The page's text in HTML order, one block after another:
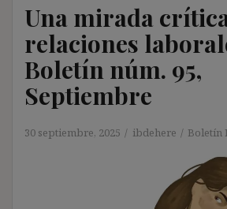
Una mirada
relaciones
Boletín núm. 95,
Septiembre
30 septiembre, 2025 ibdehere Boletín